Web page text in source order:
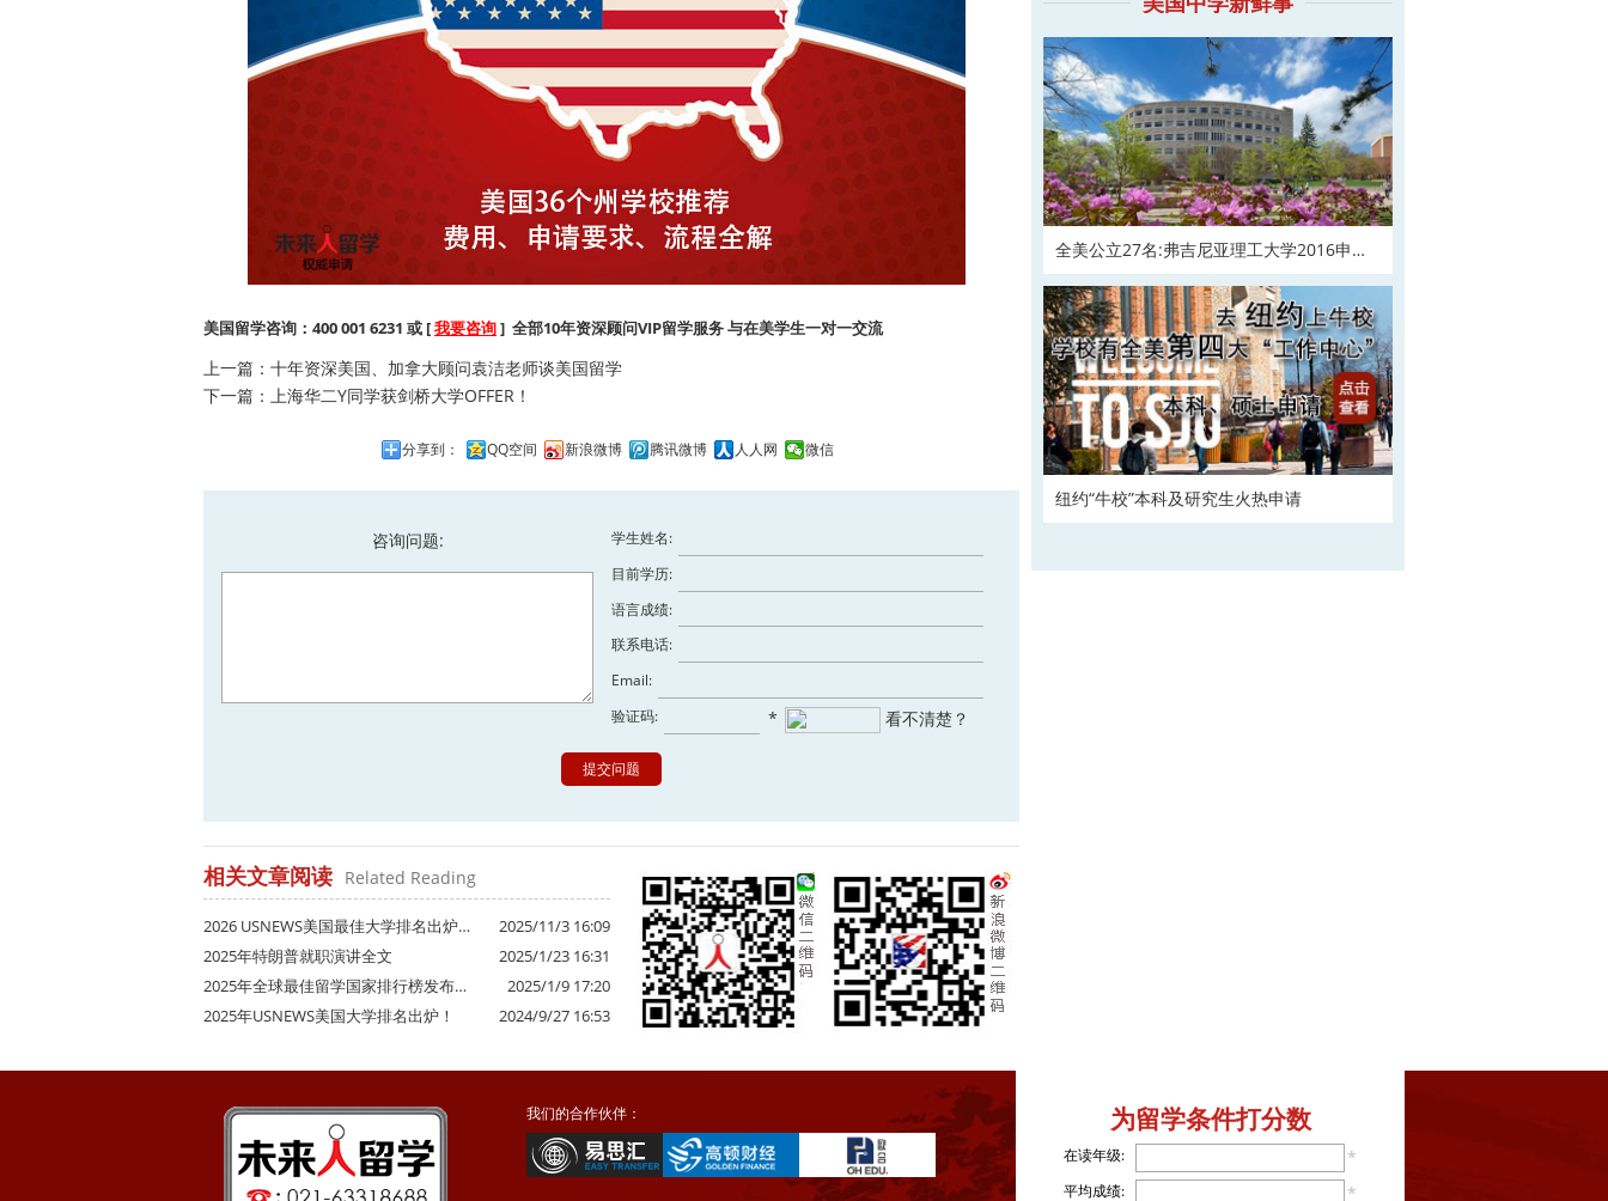
美国留学咨询：400 001 6231 或 [我要咨询] 全部10年资深顾问VIP留学服务 与在美学生一对一交流
上一篇： 十年资深美国、加拿大顾问袁洁老师谈美国留学
下一篇： 上海华二Y同学获剑桥大学OFFER！
分享到： QQ空间 新浪微博 腾讯微博 人人网 微信
咨询问题:
学生姓名:
目前学历:
语言成绩:
联系电话:
Email:
验证码:
看不清楚？
*
相关文章阅读 Related Reading
2025/11/3 16:09
2026 USNEWS美国最佳大学排名出炉…
2025/1/23 16:31
2025年特朗普就职演讲全文
2025/1/9 17:20
2025年全球最佳留学国家排行榜发布…
2024/9/27 16:53
2025年USNEWS美国大学排名出炉！
全美公立27名:弗吉尼亚理工大学2016申请
正在
纽约“牛校”本科及研究生火热申请
我们的合作伙伴： 为留学条件打分数
在读年级: *
平均成绩: *